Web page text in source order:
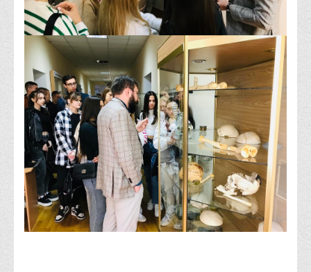
Навчально-методичний
З організації виховної та культурно-мистецької роботи
студентів
Технічних засобів навчання
Редакційно-видавничий
Центри
Розвитку кар’єри
Ресурсний центр зі сталого розвитку
Моніторингу якості освітнього процесу та інноваційного
розвитку
Грантових проєктів